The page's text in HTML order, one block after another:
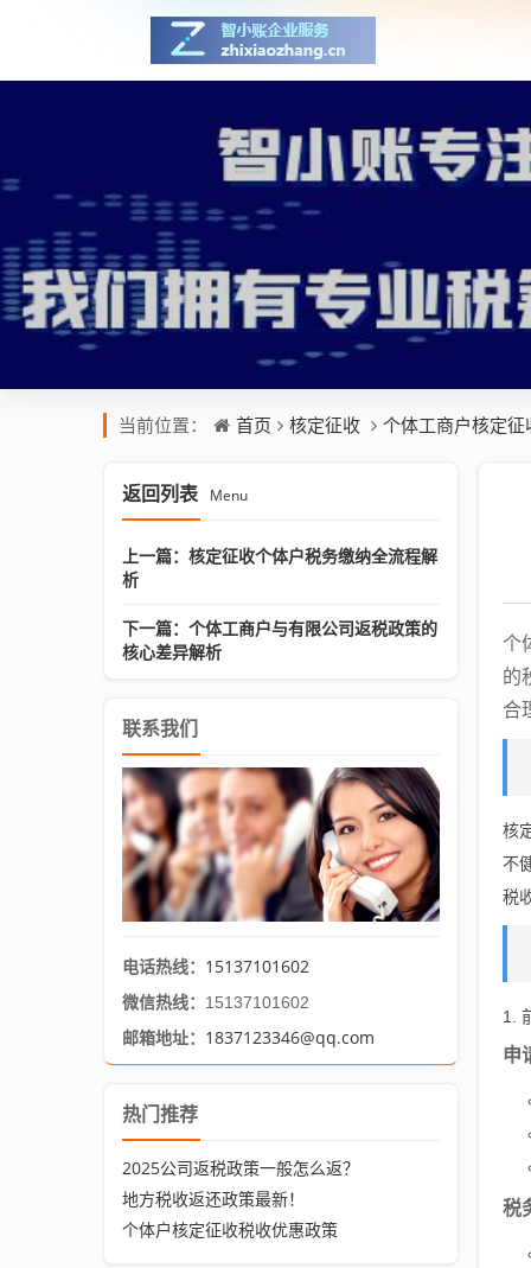
当前位置： 首页 核定征收 个体工商户核定
个
的
合
核
不
税
1.
申
税
返回列表 Menu
上一篇：核定征收个体户税务缴纳全流程解
析
下一篇：个体工商户与有限公司返税政策的
核心差异解析
联系我们
电话热线： 15137101602
微信热线： 15137101602
邮箱地址： 1837123346@qq.com
热门推荐
2025公司返税政策一般怎么返？
地方税收返还政策最新！
个体户核定征收税收优惠政策